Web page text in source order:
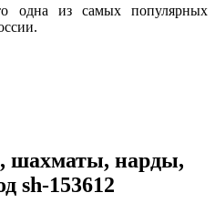
одна из самых популярных
шахматы, нарды,
sh-153612